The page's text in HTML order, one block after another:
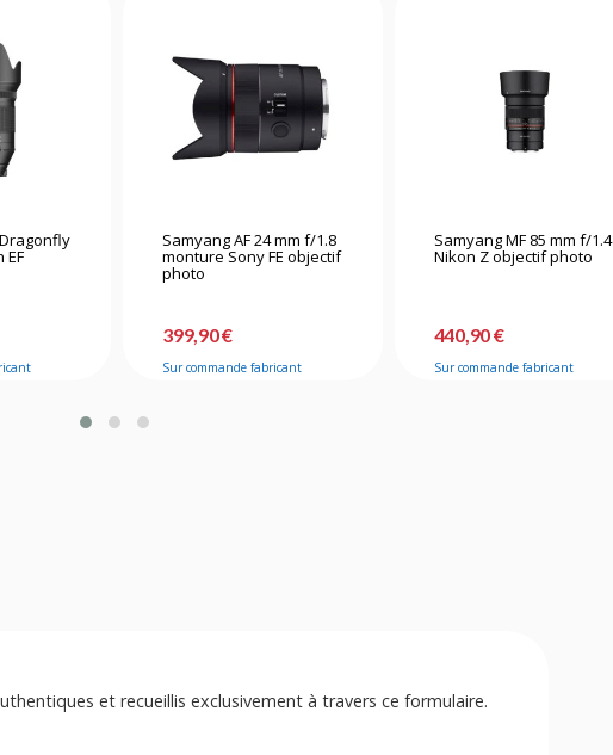
Samyang AF 24 mm f/1.8
monture Sony FE objectif
photo
399,90 €
Sur commande fabricant
Samyang MF 85 mm f/1.4
Nikon Z objectif photo
440,90 €
Sur commande fabricant
et recueillis exclusivement à travers ce formulaire.